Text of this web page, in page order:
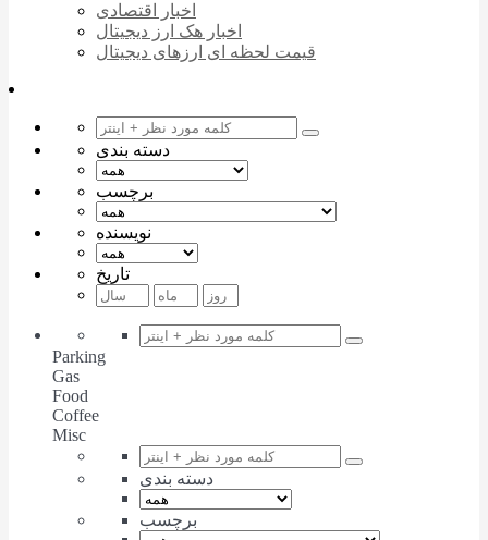
اخبار اقتصادی
اخبار هک ارز دیجیتال
قیمت لحظه ای ارزهای دیجیتال
دسته بندی
برچسب
نویسنده
تاریخ
Parking
Gas
Food
Coffee
Misc
دسته بندی
برچسب